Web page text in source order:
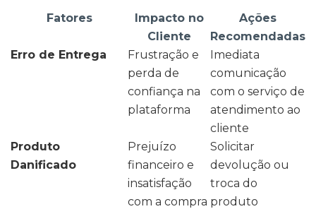
Fatores
Impacto no
Cliente
Ações
Recomendadas
Erro de Entrega
Frustração e
perda de
confiança na
plataforma
Imediata
comunicação
com o serviço de
atendimento ao
cliente
Produto
Danificado
Prejuízo
financeiro e
insatisfação
com a compra
Solicitar
devolução ou
troca do
produto